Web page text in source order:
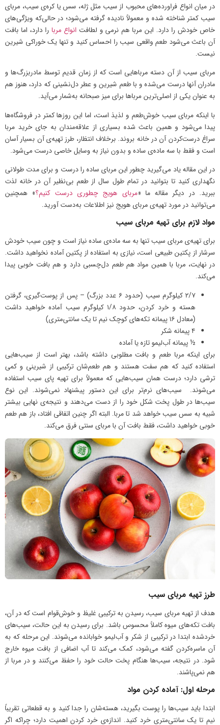
در میان انواع فراورده‌های محبوب از سیب مثل ژله، سس یا کره‌ی سیب، مربای
سیب کمتر شناخته شده و معمولاً نادیده گرفته می‌شود؛ در حالی‌که ویژگی‌های
خاص خودش را دارد. این مربا هم نرمی و لطافت انواع مربا را دارد، اما بافت
آن باعث می‌شود طعم واقعی سیب را احساس کنید و تنها یک خوراکی شیرین
نیست.
مربای سیب از آن دسته مرباهایی است که از زمان قدیم توسط مادربزرگ‌ها و
مادران آنها درست می‌شده و با طعم شیرین و عطر دل‌نشینی که دارد، هنوز هم
به عنوان یکی از اصلی‌ترین مرباها برای میز صبحانه به‌شمار می‌آید.
با اینکه مربای سیب خوش‌طعم و لذیذ است، اما این روزها کمتر در فروشگاه‌ها
پیدا می‌شود و همین باعث شده بسیاری از علاقه‌مندان به جای خرید مربا
سراغ درست‌کردن آن در خانه بروند. برخلاف انتظار، طرز تهیه‌ی آن بسیار آسان
است و فقط با سه ماده‌ی ساده و بدون نیاز به وسایل خاصی درست می‌شود.
در این مقاله یاد می‌گیرید چطور این مربای ساده را درست و برای مدت طولانی
نگهداری کنید تا بتوانید در تمام طول سال از طعم بی‌نظیر آن در خانه لذت
ببرید. در دیگر مقاله ما «مربای هویج چطوری درست کنیم؟» همچنین
می‌توانید در مورد تهیه‌ی مربای هویج نیز اطلاعات به‌دست آورید.
مواد لازم برای تهیه مربای سیب
برای تهیه‌ی مربای سیب تنها به سه ماده‌ی ساده نیاز است و چون سیب خودش
سرشار از پکتین طبیعی است، نیازی به استفاده از پکتین آماده نخواهید داشت.
در نهایت، مربا با همین مواد هم طعم دل‌چسبی دارد و هم بافت خوبی پیدا
می‌کند.
۲/۷ کیلوگرم سیب (حدود ۶ عدد بزرگ) – پس از پوست‌گیری، گرفتن
هسته و خرد کردن، حدود ۱/۸ کیلوگرم سیب آماده خواهید داشت
(معادل ۱۶ پیمانه تکه‌های کوچک نیم تا یک سانتی‌متری)
۴ پیمانه شکر
½ پیمانه آب‌لیمو تازه یا آماده
برای اینکه مربا طعم و بافت مطلوبی داشته باشد، بهتر است از سیب‌هایی
استفاده کنید که هم سفت هستند و هم طعم‌شان ترکیبی از شیرینی و کمی
ترشی دارد؛ درست همان سیب‌هایی که معمولاً برای تهیه پای سیب استفاده
می‌شوند. سیب‌های نرم‌تر برای این دستور پیشنهاد نمی‌شوند. این نوع
سیب‌ها در طول پخت شکل خود را از دست می‌دهند و نتیجه‌ی نهایی بیشتر
شبیه به سس سیب خواهد شد تا مربا. البته اگر چنین اتفاقی افتاد، باز هم طعم
خوبی خواهید داشت، فقط بافت آن با مربای سنتی فرق می‌کند.
طرز تهیه مربای سیب
هدف از تهیه مربای سیب، رسیدن به ترکیبی غلیظ و خوش‌قوام است که در آن،
بافت تکه‌های میوه کاملاً محسوس باشد. برای رسیدن به این حالت، سیب‌های
خردشده ابتدا در ترکیبی از شکر و آب‌لیمو خوابانده می‌شوند. این مرحله که به
آن ماسره‌کردن گفته می‌شود، کمک می‌کند تا آب اضافی از بافت میوه خارج
شود. در نتیجه، سیب‌ها هنگام پخت حالت خود را حفظ می‌کنند و در مربا از
هم نمی‌پاشند.
مرحله اول: آماده کردن مواد
ابتدا باید سیب‌ها را پوست بگیرید، هسته‌شان را جدا کنید و به قطعاتی تقریباً
نیم تا یک سانتی‌متری خرد کنید. اندازه‌ی خرد کردن اهمیت دارد؛ چراکه اگر